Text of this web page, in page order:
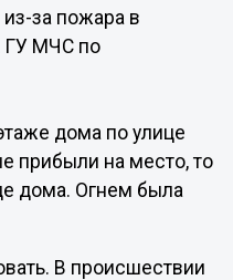
за пожара в
ГУ МЧС по
дома по улице
прибыли на место, то
дома. Огнем была
В происшествии